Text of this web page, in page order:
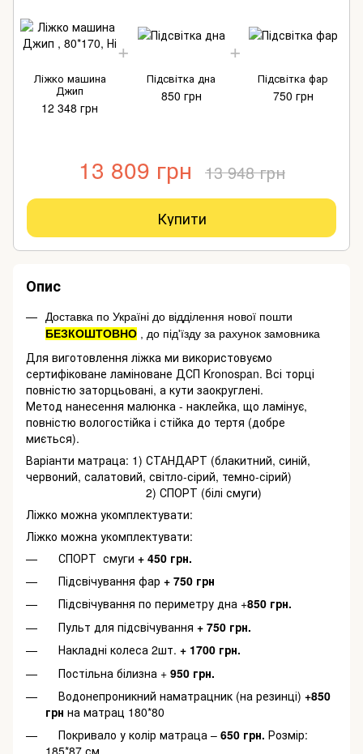
Ліжко машина
Джип
12 348 грн
Підсвітка дна
850 грн
Підсвітка фар
750 грн
13 809 грн 13 948 грн
Купити
Опис
Доставка по Україні до відділення нової пошти
БЕЗКОШТОВНО , до під'їзду за рахунок замовника
Для виготовлення ліжка ми використовуємо
сертифіковане ламіноване ДСП Kronospan. Всі торці
повністю заторцьовані, а кути заокруглені.
Метод нанесення малюнка - наклейка, що ламінує,
повністю вологостійка і стійка до тертя (добре
миється).
Варіанти матраца: 1) СТАНДАРТ (блакитний, синій,
червоний, салатовий, світло-сірий, темно-сірий)
2) СПОРТ (білі смуги)
Ліжко можна укомплектувати:
Ліжко можна укомплектувати:
СПОРТ смуги + 450 грн.
Підсвічування фар + 750 грн
Підсвічування по периметру дна +850 грн.
Пульт для підсвічування + 750 грн.
Накладні колеса 2шт. + 1700 грн.
Постільна білизна + 950 грн.
Водонепроникний наматрацник (на резинці) +850
грн на матрац 180*80
Покривало у колір матраца – 650 грн. Розмір: